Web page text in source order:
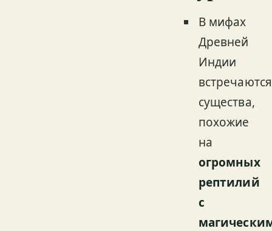
В мифах
Древней
Индии
встречаются
существа,
похожие
на
огромных
рептилий
с